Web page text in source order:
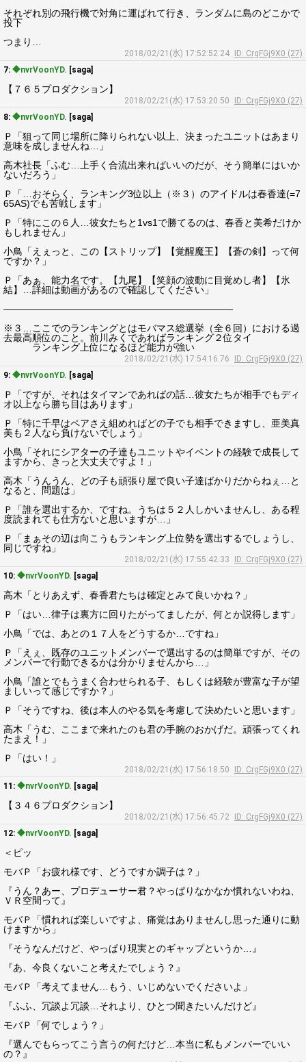
それぞれ別の飛行機で対角に運ばれて行き、ランダムに島のどこかで
投下
つまり…
2018/02/21(水) 17:52:52.24
ID: CrgFGj9X0 (27)
7: ◆nvrVoonYD. [saga]
【７６５プロダクション】
2018/02/21(水) 17:53:20.50
ID: CrgFGj9X0 (27)
8: ◆nvrVoonYD. [saga]
Ｐ「狙って同じ場所に降りられない以上、決まったユニットはあまり
意味を成しませんね…」
高木社長「ふむ…上手く合流出来ればいいのだが、そう簡単にはいか
ないだろう」
Ｐ「…おそらく、ランキング3位以上（※３）のアイドルは春香達(=7
65AS)でも苦戦します」
Ｐ「特にこの６人…彼女たちと1vs1で勝てるのは、春香と美希だけか
もしれません」
小鳥「えぇっと、この【ストリップ】【覚醒魔王】【蒼の剣】って何
ですか？」
Ｐ「あぁ、能力名です。【九尾】【笑顔の波動に目覚めし者】【氷
結】…詳細は動画があるので確認してください」
――――――――――――――――――――――――
※３…ここでのランキングとはモバマス総選挙（全６回）における過
去最高順位のこと。前川みくであればランキング２位タイ
ランキング上位になるほど能力が強い
2018/02/21(水) 17:54:16.76
ID: CrgFGj9X0 (27)
9: ◆nvrVoonYD. [saga]
Ｐ「ですが、それはタイマンであればの話…彼女たちが相手でもディ
オ以上なら勝ち目はあります」
Ｐ「特に千早はペアさえ組めればどの子でも相手できますし、亜美真
美も２人なら負けないでしょう」
小鳥「それにシアターの子達もユニットやイベントの経験で成長して
ますから、きっと大丈夫ですよ！」
高木「うんうん、どの子も頑張り屋で良い子達ばかりだからねぇ…と
なると、問題は」
Ｐ「誰を選出するか、ですね。うちは５２人しかいませんし、ある程
度読まれても仕方ないと思いますが…」
Ｐ「まぁその辺は向こうもランキング上位勢を選出するでしょうし、
同じですね」
2018/02/21(水) 17:55:42.33
ID: CrgFGj9X0 (27)
10: ◆nvrVoonYD. [saga]
高木「とりあえず、春香君たちは確定とみて良いかね？」
Ｐ「はい…律子は裏方に回りたがってましたが、何とか説得します」
小鳥「では、あとの１７人をどうするか…ですね」
Ｐ「えぇ、既存のユニットメンバーで選出するのは簡単ですが、その
メンバーで行動できるかは分かりませんから…」
小鳥「誰とでもうまく合わせられる子、もしくは経験が豊富な子が望
ましいって感じですか？」
Ｐ「そうですね、後は本人のやる気を考慮して決めたいと思います」
高木「うむ、ここまで来れたのも君の手腕のおかげだ。頑張ってくれ
たまえ！」
Ｐ「はい！」
2018/02/21(水) 17:56:18.50
ID: CrgFGj9X0 (27)
11: ◆nvrVoonYD. [saga]
【３４６プロダクション】
2018/02/21(水) 17:56:45.72
ID: CrgFGj9X0 (27)
12: ◆nvrVoonYD. [saga]
＜ピッ
モバＰ「お疲れ様です、どうですか調子は？」
『うん？あー、プロデューサー君？やっぱりなかなか慣れないわね、
ＶＲ空間って』
モバＰ「慣れれば楽しいですよ、痛覚はありませんし思った通りに動
けますから」
『そうなんだけど、やっぱり現実とのギャップというか…』
『あ、今良くないこと考えたでしょう？』
モバＰ「考えてません…もう、いじめないでくださいよ」
『ふふ、冗談よ冗談…それより、ひとつ聞きたいんだけど』
モバＰ「何でしょう？」
『選んでもらってこう言うの何だけど…本当に私もメンバーでいい
の？』